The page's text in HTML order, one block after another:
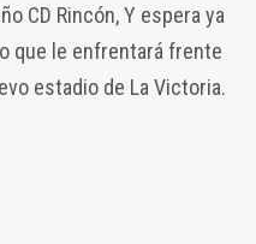
CD Rincón, Y espera ya
que le enfrentará frente
estadio de La Victoria.